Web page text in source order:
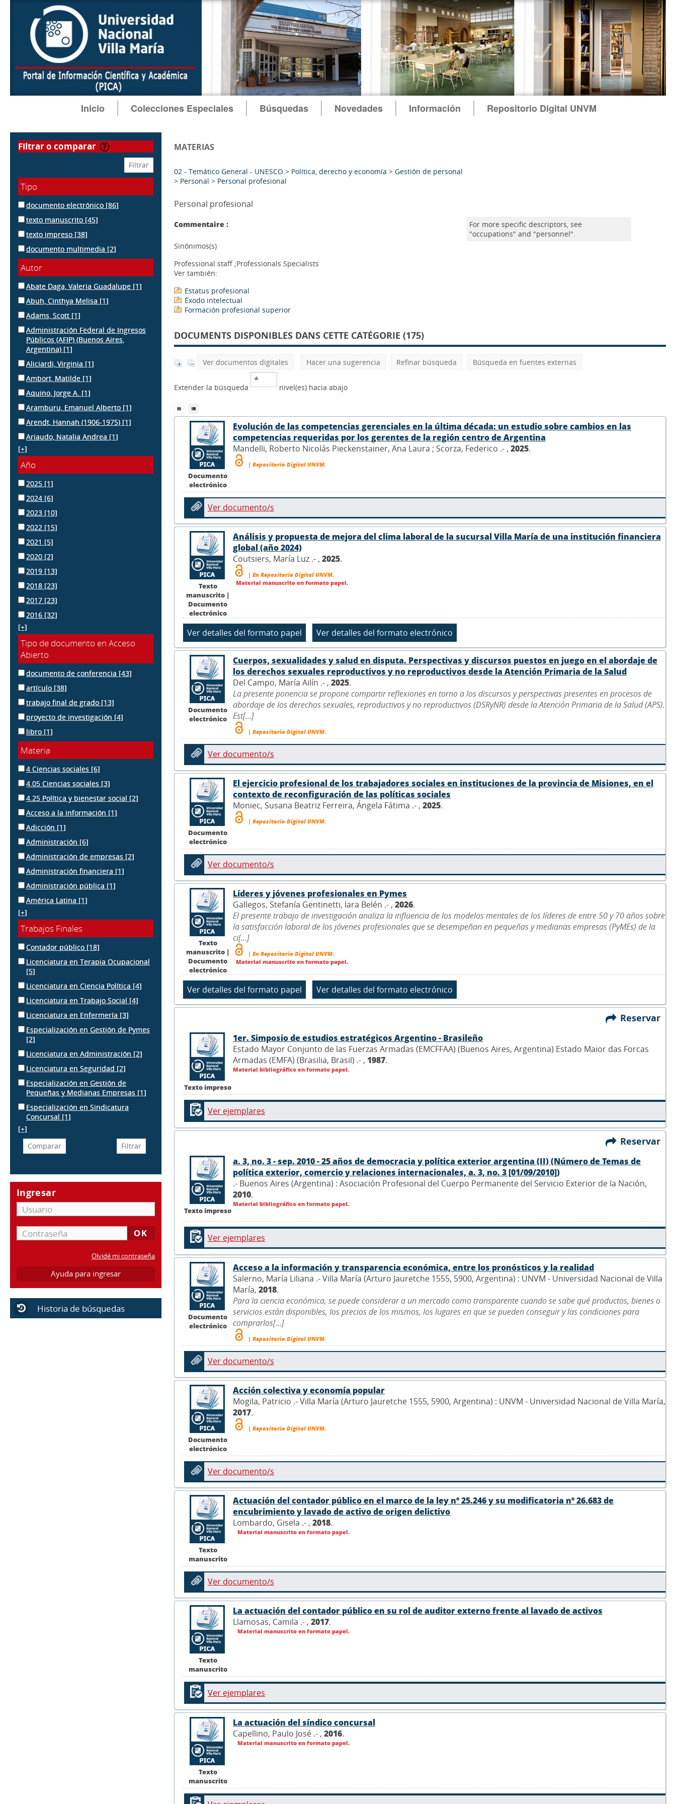
Inicio Colecciones Especiales Búsquedas Novedades Información Repositorio Digital UNVM
filtrar o comparar
Tipo
documento electrónico [86]
texto manuscrito [45]
texto impreso [38]
documento multimedia [2]
Autor
Abate Daga, Valeria Guadalupe [1]
Abuh, Cinthya Melisa [1]
Adams, Scott [1]
Administración Federal de Ingresos
Públicos (AFIP) (Buenos Aires,
Argentina) [1]
Aliciardi, Virginia [1]
Ambort, Matilde [1]
Aquino, Jorge A. [1]
Aramburu, Emanuel Alberto [1]
Arendt, Hannah (1906-1975) [1]
Ariaudo, Natalia Andrea [1]
[+]
Año
2025 [1]
2024 [6]
2023 [10]
2022 [15]
2021 [5]
2020 [2]
2019 [13]
2018 [23]
2017 [23]
2016 [32]
[+]
Tipo de documento en Acceso
Abierto
documento de conferencia [43]
artículo [38]
trabajo final de grado [13]
proyecto de investigación [4]
libro [1]
Materia
4 Ciencias sociales [6]
4.05 Ciencias sociales [3]
4.25 Política y bienestar social [2]
Acceso a la información [1]
Adicción [1]
Administración [6]
Administración de empresas [2]
Administración financiera [1]
Administración pública [1]
América Latina [1]
[+]
Trabajos Finales
Contador público [18]
Licenciatura en Terapia Ocupacional
[5]
Licenciatura en Ciencia Política [4]
Licenciatura en Trabajo Social [4]
Licenciatura en Enfermería [3]
Especialización en Gestión de Pymes
[2]
Licenciatura en Administración [2]
Licenciatura en Seguridad [2]
Especialización en Gestión de
Pequeñas y Medianas Empresas [1]
Especialización en Sindicatura
Concursal [1]
[+]
Ingresar
Olvidé mi contraseña
Ayuda para ingresar
Historia de búsquedas
MATERIAS
02 - Temático General - UNESCO > Política, derecho y economía > Gestión de personal
> Personal > Personal profesional
Personal profesional
Commentaire :
For more specific descriptors, see
"occupations" and "personnel".
Sinónimos(s)
Professional staff ;Professionals Specialists
Ver también:
Estatus profesional
Éxodo intelectual
Formación profesional superior
DOCUMENTS DISPONIBLES DANS CETTE CATÉGORIE (175)
Ver documentos digitales Hacer una sugerencia Refinar búsqueda Búsqueda en fuentes externas
Extender la búsqueda nivel(es) hacia abajo
Documento
electrónico
Evolución de las competencias gerenciales en la última década: un estudio sobre cambios en las
competencias requeridas por los gerentes de la región centro de Argentina
Mandelli, Roberto Nicolás Pieckenstainer, Ana Laura ; Scorza, Federico .- , 2025.
| Repositorio Digital UNVM.
Ver documento/s
Texto
manuscrito |
Documento
electrónico
Análisis y propuesta de mejora del clima laboral de la sucursal Villa María de una institución financiera
global (año 2024)
Coutsiers, María Luz .- , 2025.
| En Repositorio Digital UNVM.
Material manuscrito en formato papel.
Documento
electrónico
Cuerpos, sexualidades y salud en disputa. Perspectivas y discursos puestos en juego en el abordaje de
los derechos sexuales reproductivos y no reproductivos desde la Atención Primaria de la Salud
Del Campo, María Ailín .- , 2025.
La presente ponencia se propone compartir reflexiones en torno a los discursos y perspectivas presentes en procesos de
abordaje de los derechos sexuales, reproductivos y no reproductivos (DSRyNR) desde la Atención Primaria de la Salud (APS).
Est[...]
| Repositorio Digital UNVM.
Ver documento/s
Documento
electrónico
El ejercicio profesional de los trabajadores sociales en instituciones de la provincia de Misiones, en el
contexto de reconfiguración de las políticas sociales
Moniec, Susana Beatriz Ferreira, Ángela Fátima .- , 2025.
| Repositorio Digital UNVM.
Ver documento/s
Texto
manuscrito |
Documento
electrónico
Líderes y jóvenes profesionales en Pymes
Gallegos, Stefanía Gentinetti, Iara Belén .- , 2026.
El presente trabajo de investigación analiza la influencia de los modelos mentales de los líderes de entre 50 y 70 años sobre
la satisfacción laboral de los jóvenes profesionales que se desempeñan en pequeñas y medianas empresas (PyMEs) de la
ci[...]
| En Repositorio Digital UNVM.
Material manuscrito en formato papel.
Reservar
Texto impreso
1er. Simposio de estudios estratégicos Argentino - Brasileño
Estado Mayor Conjunto de las Fuerzas Armadas (EMCFFAA) (Buenos Aires, Argentina) Estado Maior das Forcas
Armadas (EMFA) (Brasilia, Brasil) .- , 1987.
Material bibliográfico en formato papel.
Ver ejemplares
Reservar
Texto impreso
a. 3, no. 3 - sep. 2010 - 25 años de democracia y política exterior argentina (II) (Número de Temas de
política exterior, comercio y relaciones internacionales, a. 3, no. 3 [01/09/2010])
.- Buenos Aires (Argentina) : Asociación Profesional del Cuerpo Permanente del Servicio Exterior de la Nación,
2010.
Material bibliográfico en formato papel.
Ver ejemplares
Documento
electrónico
Acceso a la información y transparencia económica, entre los pronósticos y la realidad
Salerno, María Liliana .- Villa María (Arturo Jauretche 1555, 5900, Argentina) : UNVM - Universidad Nacional de Villa
María, 2018.
Para la ciencia económica, se puede considerar a un mercado como transparente cuando se sabe qué productos, bienes o
servicios están disponibles, los precios de los mismos, los lugares en que se pueden conseguir y las condiciones para
comprarlos[...]
| Repositorio Digital UNVM.
Ver documento/s
Documento
electrónico
Acción colectiva y economía popular
Mogila, Patricio .- Villa María (Arturo Jauretche 1555, 5900, Argentina) : UNVM - Universidad Nacional de Villa María,
2017.
| Repositorio Digital UNVM.
Ver documento/s
Texto
manuscrito
Actuación del contador público en el marco de la ley nº 25.246 y su modificatoria nº 26.683 de
encubrimiento y lavado de activo de origen delictivo
Lombardo, Gisela .- , 2018.
Material manuscrito en formato papel.
Ver documento/s
Texto
manuscrito
La actuación del contador público en su rol de auditor externo frente al lavado de activos
Llamosas, Camila .- , 2017.
Material manuscrito en formato papel.
Ver ejemplares
Texto
manuscrito
La actuación del síndico concursal
Capellino, Paulo José .- , 2016.
Material manuscrito en formato papel.